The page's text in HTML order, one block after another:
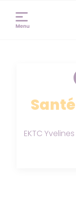
EKTC Yvelines